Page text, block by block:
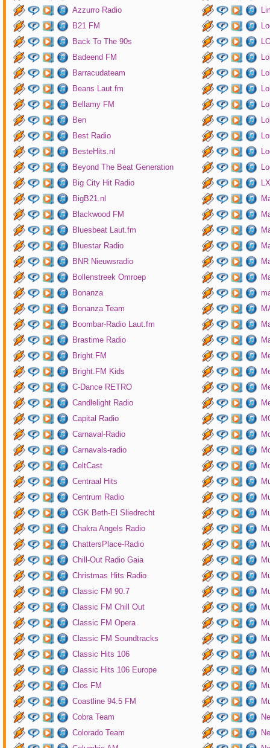
Azzurro Radio
B21 FM
Back To The 90s
Badeend FM
Barracudateam
Beans Laut.fm
Bellamy FM
Ben
Best Radio
BesteHits.nl
Beyond The Beat Generation
Big City Hit Radio
BigB21.nl
Blackwood FM
Bluesbeat Laut.fm
Bluestar Radio
BNR Nieuwsradio
Bollenstreek Omroep
Bonanza
Bonanza Team
Boombar-Radio Laut.fm
Brastime Radio
Bright.FM
Bright.FM Kids
C-Dance RETRO
Candlelight Radio
Capital Radio
Carnaval-Radio
Carnavals-radio
CeltCast
Centraal Hits
Centrum Radio
CGK Beth-El Sliedrecht
Chakra Angels Radio
ChattersPlace-Radio
Chill-Out Radio Gaia
Christmas Hits Radio
Classic FM 90.7
Classic FM Chill Out
Classic FM Opera
Classic FM Soundtracks
Classic Hits 106
Classic Hits 106 Europe
Clos FM
Coastline 94.5 FM
Cobra Team
Colorado Team